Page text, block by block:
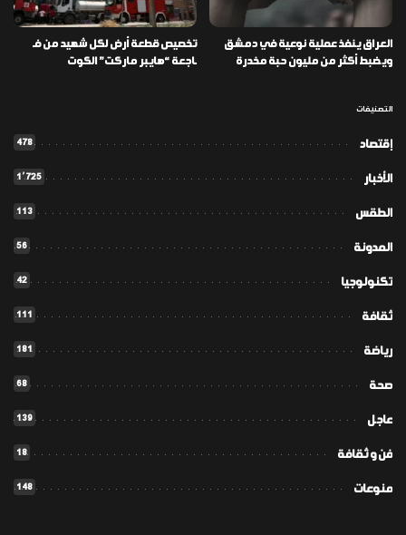
العراق ينفذ عملية نوعية في دمشق
ويضبط أكثر من مليون حبة مخدرة
تخصيص قطعة أرض لكل شهيد من فـ
ـاجعة “هايبر ماركت” الكوت
التصنيفات
إقتصاد 478
الأخبار 1٬725
الطقس 113
المدونة 56
تكنولوجيا 42
ثقافة 111
رياضة 181
صحة 68
عاجل 139
فن و ثقافة 18
منوعات 148